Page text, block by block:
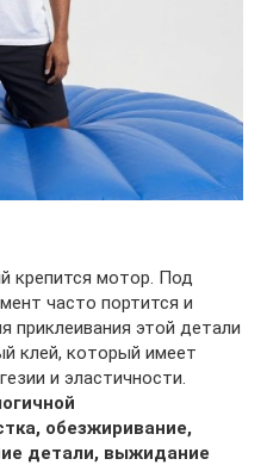
крепится мотор. Под
часто портится и
приклеивания этой детали
клей, который имеет
и эластичности.
обезжиривание,
детали, выжидание